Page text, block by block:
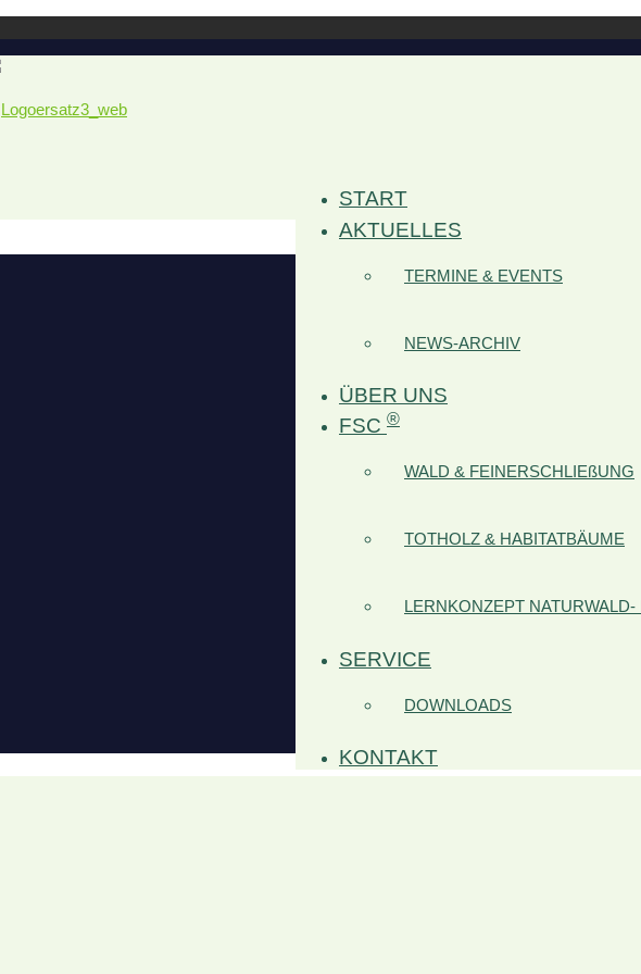
START
AKTUELLES
TERMINE & EVENTS
NEWS-ARCHIV
ÜBER UNS
FSC ®
WALD & FEINERSCHLIEßUNG
TOTHOLZ & HABITATBÄUME
LERNKONZEPT
SERVICE
DOWNLOADS
KONTAKT